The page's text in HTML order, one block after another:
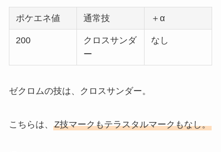
ポケエネ値 通常技 ＋α
200
クロスサンダ
ー
なし
ゼクロムの技は、クロスサンダー。
こちらは、 Z技マークもテラスタルマークもなし。